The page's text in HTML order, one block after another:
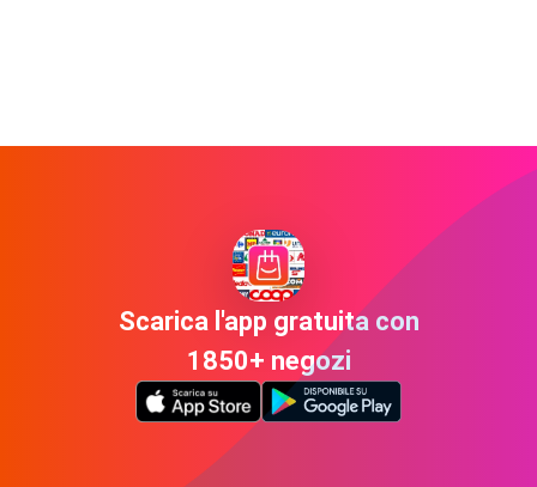
Scarica l'app gratuita con
1850+ negozi